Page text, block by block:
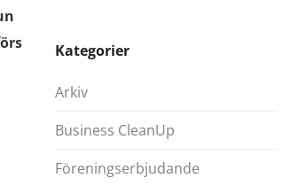
Kategorier
Arkiv
Business CleanUp
Föreningserbjudande